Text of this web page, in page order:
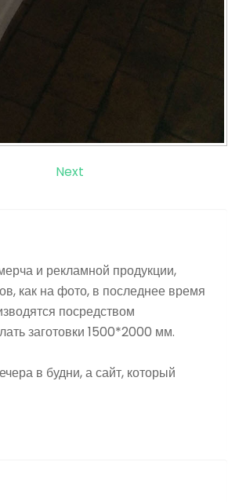
Next
и рекламной продукции,
как на фото, в последнее время
посредством
заготовки 1500*2000 мм.
в будни, а сайт, который